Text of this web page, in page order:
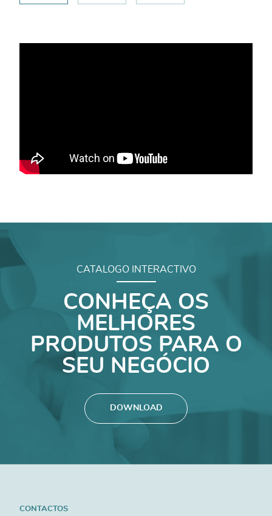
CATALOGO INTERACTIVO
CONHEÇA OS
MELHORES
PRODUTOS PARA O
SEU NEGÓCIO
DOWNLOAD
CONTACTOS